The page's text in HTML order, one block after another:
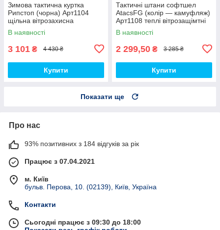
Зимова тактична куртка
Рипстоп (чорна) Арт1104
щільна вітрозахисна
водовідштовхувальна топ
В наявності
3 101 ₴ 4 430 ₴
Купити
Тактичні штани софтшел
AtacsFG (колір — камуфляж)
Арт1108 теплі вітрозащімтні
водовідштовхувальні на флісі
топ
В наявності
2 299,50 ₴ 3 285 ₴
Купити
Показати ще
Про нас
93% позитивних з 184 відгуків за рік
Працює з 07.04.2021
м. Київ
бульв. Перова, 10. (02139), Київ, Україна
Контакти
Сьогодні працює з 09:30 до 18:00